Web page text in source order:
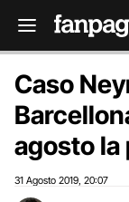
Caso
agosto
31 Agosto 2019 20:07